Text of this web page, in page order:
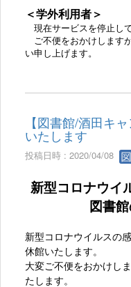
＜学外利用者＞
現在サービスを停止し
ご不便をおかけします
い申し上げます。
【図書館/酒田キ
いたします
投稿日時 : 2020/04/08
新型コロナウイ
図書
新型コロナウイルスの
休館いたします。
大変ご不便をおかけし
たします。